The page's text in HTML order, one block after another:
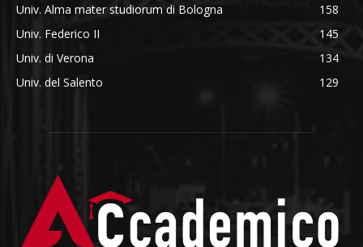
Univ. Alma mater studiorum di Bologna
158
Univ. Federico II
145
Univ. di Verona
134
Univ. del Salento
129